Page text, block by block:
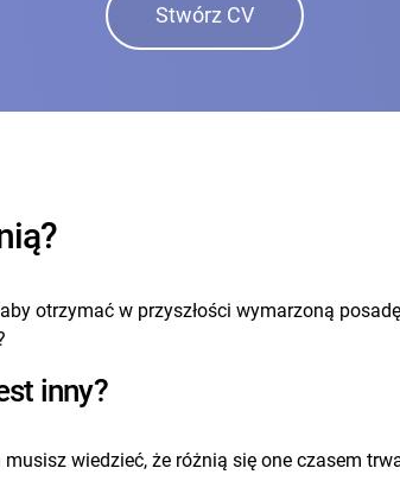
Stwórz CV
otrzymać w przyszłości wymarzoną
inny?
wiedzieć, że różnią się one czasem